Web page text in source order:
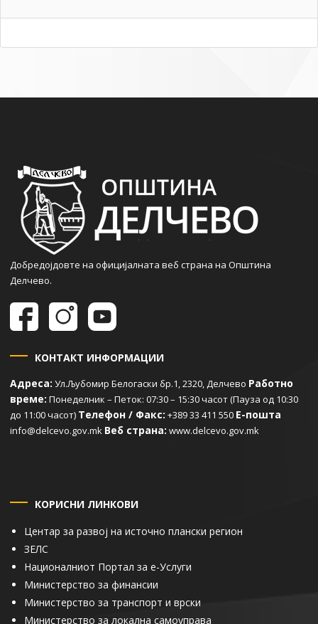
Добредојдовте на официјалната веб страна на Општина
Делчево.
КОНТАКТ ИНФОРМАЦИИ
Адреса: Ул.Љубомир Белогаски бр.1, 2320, Делчево Работно
време: Понеделник – Петок: 07:30 – 15:30 часот (Пауза од 10:30
до 11:00 часот) Телефон / Факс: +389 33 411 550 Е-пошта
info@delcevo.gov.mk Веб страна: www.delcevo.gov.mk
КОРИСНИ ЛИНКОВИ
Центар за развој на источно плански регион
ЗЕЛС
Националниот Портал за е-Услуги
Министерство за финансии
Министерство за транспорт и врски
Министерство за локална самоуправа